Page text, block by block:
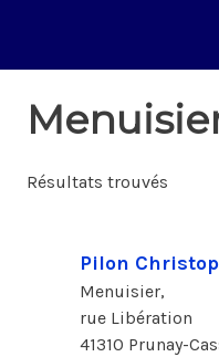
Résultats trouvés
Pilon
Menuisier,
rue Libération
41310 Prunay-